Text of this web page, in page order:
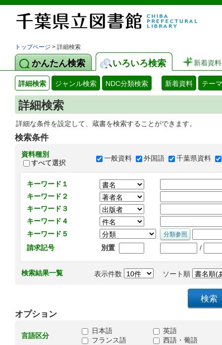
トップページ > 詳細検索
かんたん検索 いろいろ検索 新着資料
詳細検索 ジャンル検索 NDC分類検索 新着資料 テー
詳細検索
詳細な条件を設定して、蔵書を検索することができます。
検索条件
資料種別
すべて選択
一般資料 外国語 千葉県資料
キーワード１
キーワード２
キーワード３
キーワード４
キーワード５
請求記号
別置 /
検索結果一覧 表示件数 ソート順
オプション
言語区分
日本語
英語
フランス語
西語・葡語